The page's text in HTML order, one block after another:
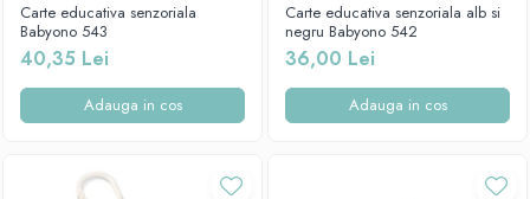
Carte educativa senzoriala
Babyono 543
40,35 Lei
Adauga in cos
Carte educativa senzoriala alb si
negru Babyono 542
36,00 Lei
Adauga in cos